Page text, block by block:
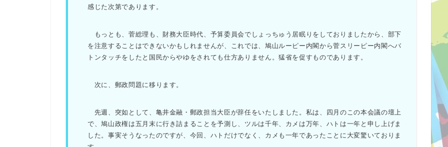
感じた次第であります。
もっとも、菅総理も、財務大臣時代、予算委員会でしょっちゅう居眠りをしておりましたから、部下
を注意することはできないかもしれませんが、これでは、鳩山ルーピー内閣から菅スリーピー内閣へバ
トンタッチをしたと国民からやゆをされても仕方ありません。猛省を促すものであります。
次に、郵政問題に移ります。
先週、突如として、亀井金融・郵政担当大臣が辞任をいたしました。私は、四月のこの本会議の壇上
で、鳩山政権は五月末に行き詰まることを予測し、ツルは千年、カメは万年、ハトは一年と申し上げま
した。事実そうなったのですが、今回、ハトだけでなく、カメも一年であったことに大変驚いておりま